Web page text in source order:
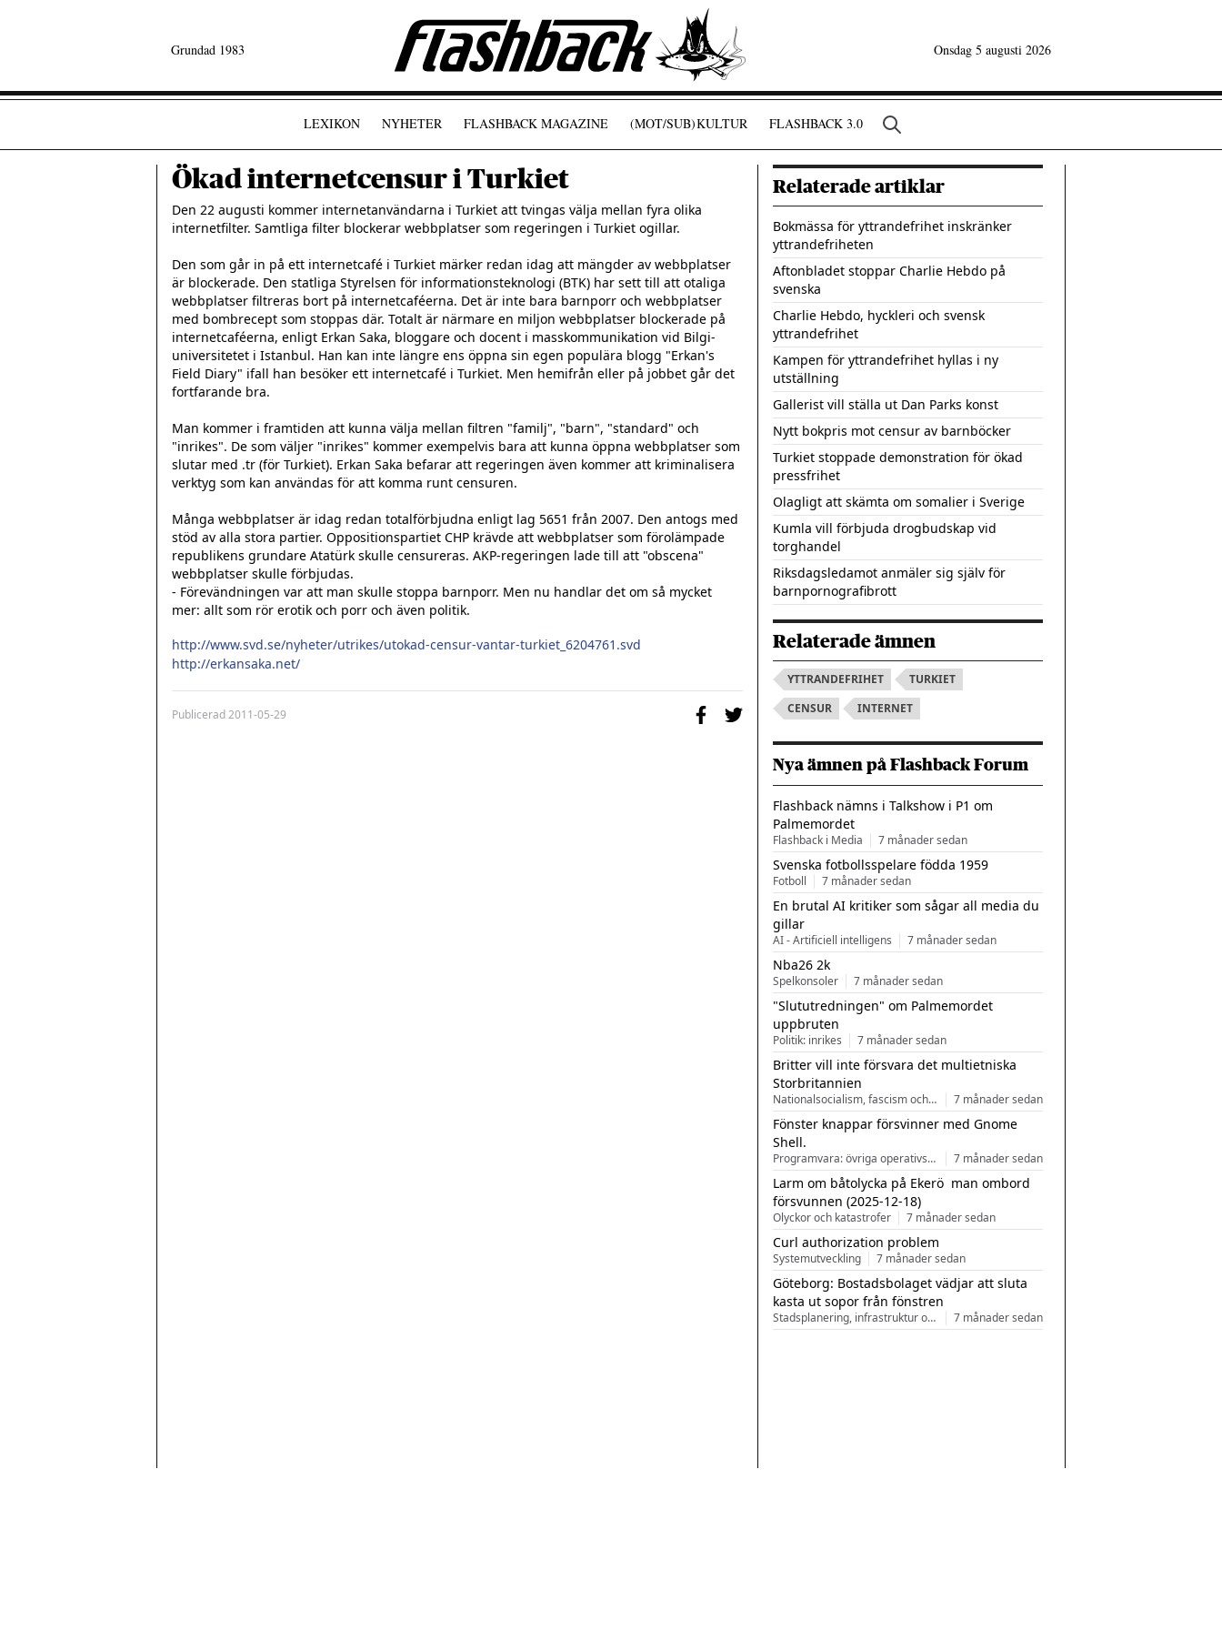
Grundad 1983 Onsdag 5 augusti 2026
LEXIKON NYHETER FLASHBACK MAGAZINE (MOT/SUB)KULTUR FLASHBACK 3.0
Ökad internetcensur i Turkiet
Den 22 augusti kommer internetanvändarna i Turkiet att tvingas välja mellan fyra olika
internetfilter. Samtliga filter blockerar webbplatser som regeringen i Turkiet ogillar.
Den som går in på ett internetcafé i Turkiet märker redan idag att mängder av webbplatser
är blockerade. Den statliga Styrelsen för informationsteknologi (BTK) har sett till att otaliga
webbplatser filtreras bort på internetcaféerna. Det är inte bara barnporr och webbplatser
med bombrecept som stoppas där. Totalt är närmare en miljon webbplatser blockerade på
internetcaféerna, enligt Erkan Saka, bloggare och docent i masskommunikation vid Bilgi-
universitetet i Istanbul. Han kan inte längre ens öppna sin egen populära blogg "Erkan's
Field Diary" ifall han besöker ett internetcafé i Turkiet. Men hemifrån eller på jobbet går det
fortfarande bra.
Man kommer i framtiden att kunna välja mellan filtren "familj", "barn", "standard" och
"inrikes". De som väljer "inrikes" kommer exempelvis bara att kunna öppna webbplatser som
slutar med .tr (för Turkiet). Erkan Saka befarar att regeringen även kommer att kriminalisera
verktyg som kan användas för att komma runt censuren.
Många webbplatser är idag redan totalförbjudna enligt lag 5651 från 2007. Den antogs med
stöd av alla stora partier. Oppositionspartiet CHP krävde att webbplatser som förolämpade
republikens grundare Atatürk skulle censureras. AKP-regeringen lade till att "obscena"
webbplatser skulle förbjudas.
- Förevändningen var att man skulle stoppa barnporr. Men nu handlar det om så mycket
mer: allt som rör erotik och porr och även politik.
http://www.svd.se/nyheter/utrikes/utokad-censur-vantar-turkiet_6204761.svd
http://erkansaka.net/
Publicerad2011-05-29
Relaterade artiklar
Bokmässa för yttrandefrihet inskränker
yttrandefriheten
Aftonbladet stoppar Charlie Hebdo på
svenska
Charlie Hebdo, hyckleri och svensk
yttrandefrihet
Kampen för yttrandefrihet hyllas i ny
utställning
Gallerist vill ställa ut Dan Parks konst
Nytt bokpris mot censur av barnböcker
Turkiet stoppade demonstration för ökad
pressfrihet
Olagligt att skämta om somalier i Sverige
Kumla vill förbjuda drogbudskap vid
torghandel
Riksdagsledamot anmäler sig själv för
barnpornografibrott
Relaterade ämnen
YTTRANDEFRIHET
TURKIET
CENSUR
INTERNET
Nya ämnen på Flashback Forum
Flashback nämns i Talkshow i P1 om
Palmemordet
Flashback i Media 7 månader sedan
Svenska fotbollsspelare födda 1959
Fotboll 7 månader sedan
En brutal AI kritiker som sågar all media du
gillar
AI - Artificiell intelligens 7 månader sedan
Nba26 2k
Spelkonsoler 7 månader sedan
"Slututredningen" om Palmemordet
uppbruten
Politik: inrikes 7 månader sedan
Britter vill inte försvara det multietniska
Storbritannien
Nationalsocialism, fascism och nationalism 7 månader sedan
Fönster knappar försvinner med Gnome
Shell.
Programvara: övriga operativsystem 7 månader sedan
Larm om båtolycka på Ekerö  man ombord
försvunnen (2025-12-18)
Olyckor och katastrofer 7 månader sedan
Curl authorization problem
Systemutveckling 7 månader sedan
Göteborg: Bostadsbolaget vädjar att sluta
kasta ut sopor från fönstren
Stadsplanering, infrastruktur och arkitektur 7 månader sedan